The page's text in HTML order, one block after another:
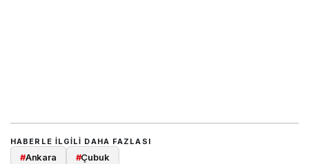
HABERLE ILGILI DAHA FAZLASI
#Ankara #Çubuk